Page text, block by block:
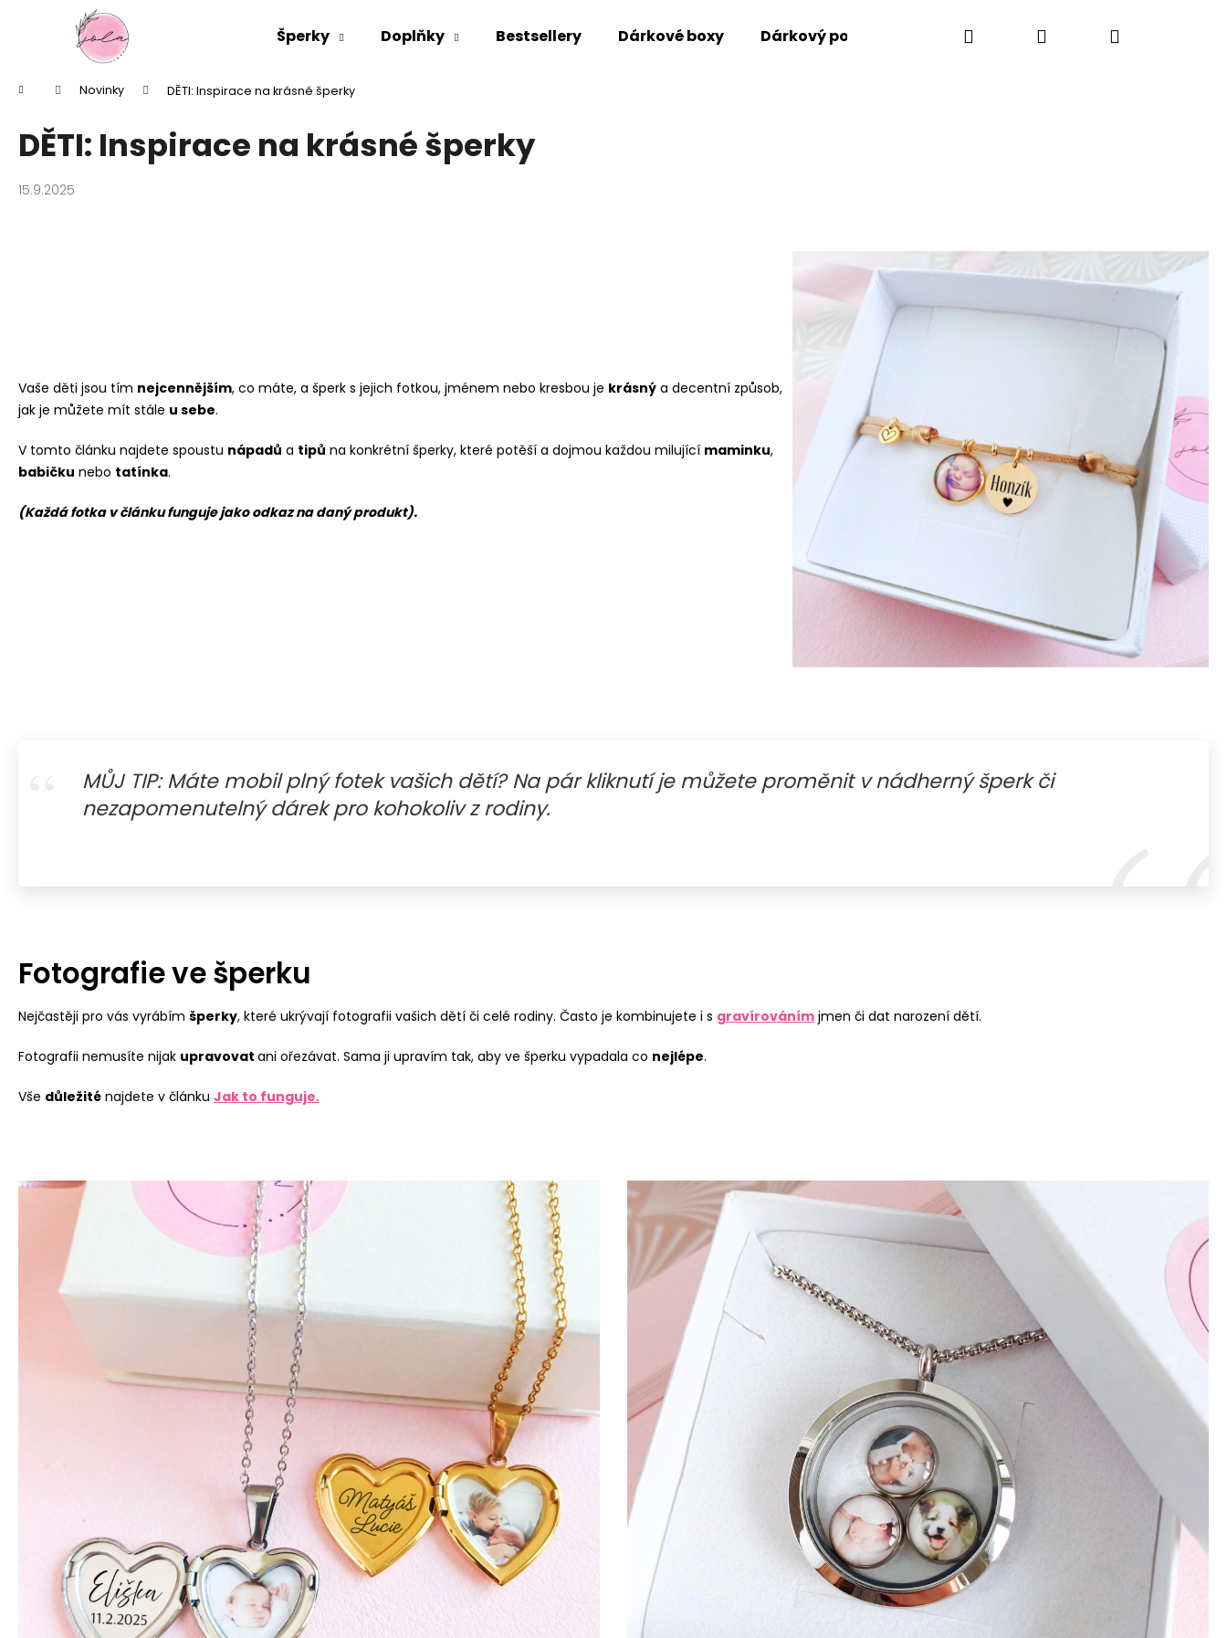
Šperky Doplňky Bestsellery Dárkové boxy Dárkový poukaz Jak to funguje Vše o gravírování
Hledat PřihlášeníNákupní
Domů Novinky DĚTI: Inspirace na krásné šperky
DĚTI: Inspirace na krásné šperky
15.9.2025
Vaše děti jsou tím nejcennějším, co máte, a šperk s jejich fotkou, jménem nebo kresbou je krásný a decentní způsob,
jak je můžete mít stále u sebe.
V tomto článku najdete spoustu nápadů a tipů na konkrétní šperky, které potěší a dojmou každou milující maminku,
babičku nebo tatínka.
(Každá fotka v článku funguje jako odkaz na daný produkt).
MŮJ TIP: Máte mobil plný fotek vašich dětí? Na pár kliknutí je můžete proměnit v nádherný šperk či
nezapomenutelný dárek pro kohokoliv z rodiny.
Fotografie ve šperku
Nejčastěji pro vás vyrábím šperky, které ukrývají fotografii vašich dětí či celé rodiny. Často je kombinujete i s gravírováním jmen či dat narození dětí.
Fotografii nemusíte nijak upravovat ani ořezávat. Sama ji upravím tak, aby ve šperku vypadala co nejlépe.
Vše důležité najdete v článku Jak to funguje.
Zpět
obchodu
Zpět
obchodu
LŽIČKA S GRAVÍROVÁNÍM - ZLATÁ
570 Kč
VÝHODNA SADA | 2 KS PŘÍVĚSEK NA
KLÍČE PREMIUM S FOTKOU A
GRAVÍROVÁNÍM